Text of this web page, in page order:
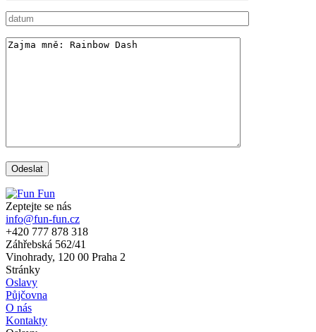
Zeptejte se nás
info@fun-fun.cz
+420 777 878 318
Záhřebská 562/41
Vinohrady, 120 00 Praha 2
Stránky
Oslavy
Půjčovna
O nás
Kontakty